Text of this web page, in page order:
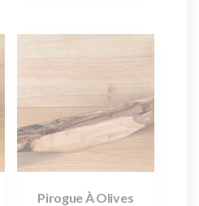
Pirogue À Olives